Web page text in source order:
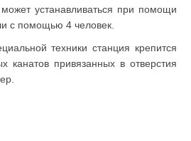
устанавливаться при помощи
с помощью 4 человек.
техники станция крепится
канатов привязанных в отверстия